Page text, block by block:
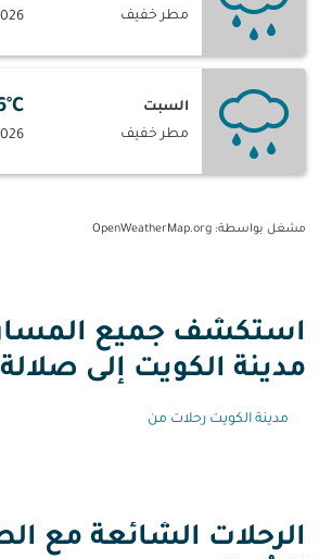
مطر خفيف
السبت
مطر خفيف
مشغل بواسطة: OpenWeatherMap.org
استكشف جميع
مدينة الكويت إلى صلالة
مدينة الكويت رحلات من
الرحلات الشائعة مع